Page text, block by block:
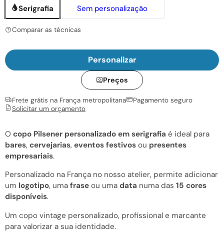
Serigrafia Sem personalização
Comparar as técnicas
Personalizar
Preços
Frete grátis na França metropolitana
Pagamento seguro
Solicitar um orçamento
O copo Pilsener personalizado em serigrafia é ideal para
bares, cervejarias, eventos festivos ou presentes
empresariais.
Personalizado na França no nosso atelier, permite adicionar
um logotipo, uma frase ou uma data numa das 15 cores
disponíveis.
Um copo vintage personalizado, profissional e marcante
para valorizar a sua identidade.